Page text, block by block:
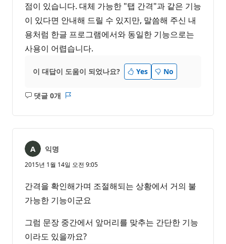
점이 있습니다. 대체 가능한 "탭 간격"과 같은 기능
이 있다면 안내해 드릴 수 있지만, 말씀해 주신 내
용처럼 한글 프로그램에서와 동일한 기능으로는
사용이 어렵습니다.
이 대답이 도움이 되었나요? Yes No
댓글 0개
설
음
익명
2015년 1월 14일 오전 9:05
간격을 확인해가며 조절해되는 상황에서 거의 불
가능한 기능이군요
그럼 문장 중간에서 앞머리를 맞추는 간단한 기능
이라도 있을까요?